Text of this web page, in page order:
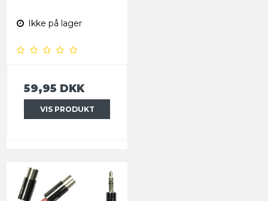
Ikke på lager
59,95 DKK
VIS PRODUKT